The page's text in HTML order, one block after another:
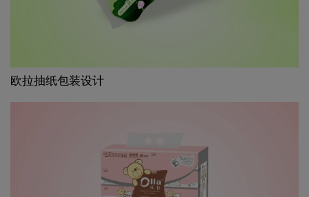
欧拉抽纸包装设计